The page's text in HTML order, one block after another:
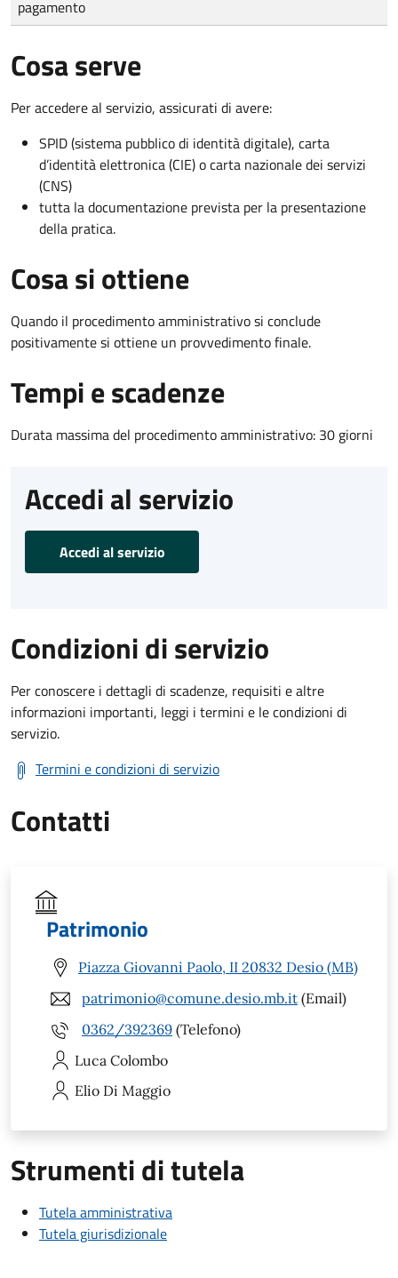
pagamento
Cosa serve
Per accedere al servizio, assicurati di avere:
SPID (sistema pubblico di identità digitale), carta
d’identità elettronica (CIE) o carta nazionale dei servizi
(CNS)
tutta la documentazione prevista per la presentazione
della pratica.
Cosa si ottiene
Quando il procedimento amministrativo si conclude
positivamente si ottiene un provvedimento finale.
Tempi e scadenze
Durata massima del procedimento amministrativo: 30 giorni
Accedi al servizio
Accedi al servizio
Condizioni di servizio
Per conoscere i dettagli di scadenze, requisiti e altre
informazioni importanti, leggi i termini e le condizioni di
servizio.
Termini e condizioni di servizio
Contatti
Patrimonio
Piazza Giovanni Paolo, II 20832 Desio (MB)
patrimonio@comune.desio.mb.it (Email)
0362/392369 (Telefono)
Luca Colombo
Elio Di Maggio
Strumenti di tutela
Tutela amministrativa
Tutela giurisdizionale